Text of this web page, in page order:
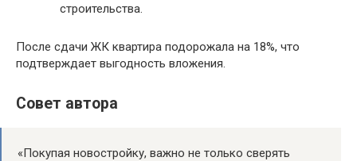
строительства.
После сдачи ЖК квартира подорожала на 18%, что
подтверждает выгодность вложения.
Совет автора
«Покупая новостройку, важно не только сверять